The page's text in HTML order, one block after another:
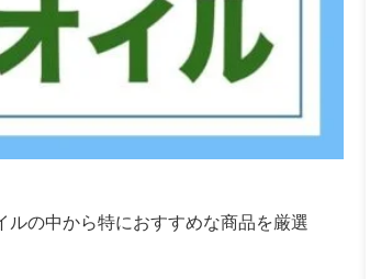
の中から特におすすめな商品を厳選